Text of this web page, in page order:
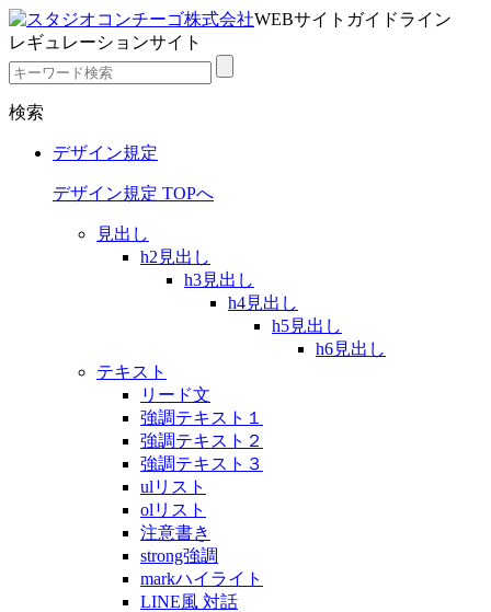
WEBサイトガイドライン
レギュレーションサイト
検索
デザイン規定
デザイン規定 TOPへ
見出し
h2見出し
h3見出し
h4見出し
h5見出し
h6見出し
テキスト
リード文
強調テキスト１
強調テキスト２
強調テキスト３
ulリスト
olリスト
注意書き
strong強調
markハイライト
LINE風 対話